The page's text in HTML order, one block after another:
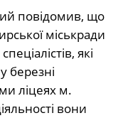
повідомив, що
міськради
які
березні
ліцеях м.
вони